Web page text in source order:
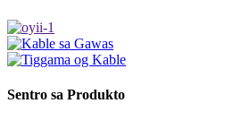
Sentro sa Produkto